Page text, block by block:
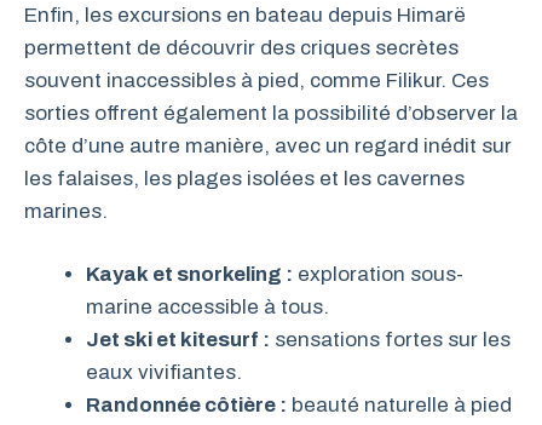
Enfin, les excursions en bateau depuis Himarë
permettent de découvrir des criques secrètes
souvent inaccessibles à pied, comme Filikur. Ces
sorties offrent également la possibilité d’observer la
côte d’une autre manière, avec un regard inédit sur
les falaises, les plages isolées et les cavernes
marines.
Kayak et snorkeling : exploration sous-
marine accessible à tous.
Jet ski et kitesurf : sensations fortes sur les
eaux vivifiantes.
Randonnée côtière : beauté naturelle à pied